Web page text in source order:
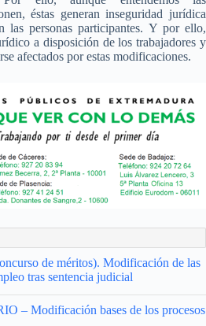
éstas generan inseguridad jurídica
las personas participantes. Y por ello,
a disposición de los trabajadores y
afectados por estas modificaciones.
de méritos). Modificación de las
tras sentencia judicial
– Modificación bases de los procesos